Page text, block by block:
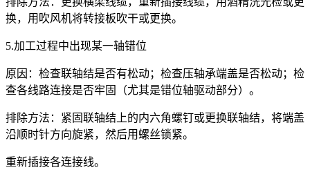
换，用吹风机将转接板吹干或更换。
5.加工过程中出现某一轴错位
原因：检查联轴结是否有松动；检查压轴承端盖是否松动；检
查各线路连接是否牢固（尤其是错位轴驱动部分）。
排除方法：紧固联轴结上的内六角螺钉或更换联轴结，将端盖
沿顺时针方向旋紧，然后用螺丝锁紧。
重新插接各连接线。